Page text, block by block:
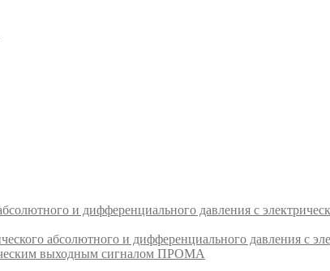
и дифференциального давления с
абсолютного и дифференциального давления с
выходным сигналом ПРОМА